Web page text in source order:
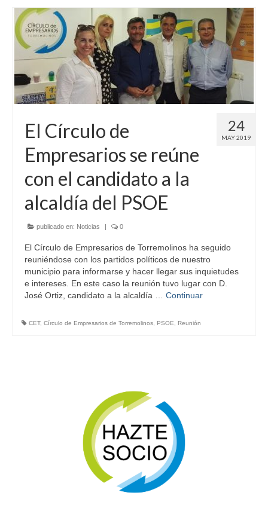
Saluda
Acerca del CET
Organigrama
Estatutos
Socios
Asesoramiento
Formación
Convenios
Subvenciones
Agenda
Hazte Socio
Coworking
Cita Previa
Noticias
24
MAY 2019
El Círculo de
Empresarios se reúne
con el candidato a la
alcaldía del PSOE
publicado en: Noticias 0
El Círculo de Empresarios de Torremolinos ha seguido
reuniéndose con los partidos políticos de nuestro
municipio para informarse y hacer llegar sus inquietudes
e intereses. En este caso la reunión tuvo lugar con D.
José Ortiz, candidato a la alcaldía … Continuar
CET, Círculo de Empresarios de Torremolinos, PSOE, Reunión